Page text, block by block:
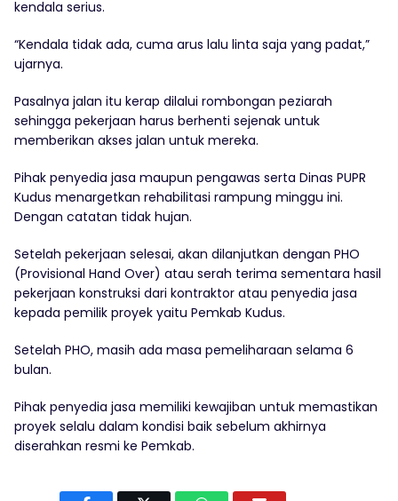
kendala serius.
“Kendala tidak ada, cuma arus lalu linta saja yang padat,”
ujarnya.
Pasalnya jalan itu kerap dilalui rombongan peziarah
sehingga pekerjaan harus berhenti sejenak untuk
memberikan akses jalan untuk mereka.
Pihak penyedia jasa maupun pengawas serta Dinas PUPR
Kudus menargetkan rehabilitasi rampung minggu ini.
Dengan catatan tidak hujan.
Setelah pekerjaan selesai, akan dilanjutkan dengan PHO
(Provisional Hand Over) atau serah terima sementara hasil
pekerjaan konstruksi dari kontraktor atau penyedia jasa
kepada pemilik proyek yaitu Pemkab Kudus.
Setelah PHO, masih ada masa pemeliharaan selama 6
bulan.
Pihak penyedia jasa memiliki kewajiban untuk memastikan
proyek selalu dalam kondisi baik sebelum akhirnya
diserahkan resmi ke Pemkab.